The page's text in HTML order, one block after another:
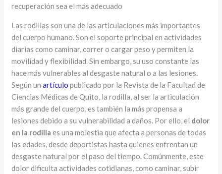
recuperación sea el más adecuado
Las rodillas son una de las articulaciones más importantes
del cuerpo humano. Son el soporte principal en actividades
diarias como caminar, correr o cargar peso y permiten la
movilidad y flexibilidad. Sin embargo, su uso constante las
hace más vulnerables al desgaste natural o a las lesiones.
Según unartículo publicado por la Revista de la Facultad de
Ciencias Médicas de Quito, la rodilla, al ser la articulación
más grande del cuerpo, es también la más propensa a
lesiones debido a su vulnerabilidad a daños. Por ello, el dolor
en la rodilla es una molestia que afecta a personas de todas
las edades, desde deportistas hasta quienes enfrentan un
desgaste natural por el paso del tiempo. Comúnmente, este
dolor dificulta actividades cotidianas, como caminar, subir